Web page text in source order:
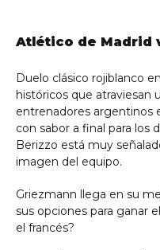
Atlético de Madrid
Duelo clásico rojiblanco
históricos que
entrenadores argentinos
con sabor a final para los
Berizzo está muy
imagen del equipo.
Griezmann llega en su
sus opciones para ganar
el francés?